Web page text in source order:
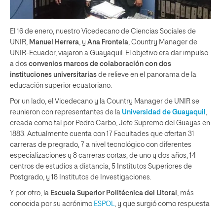
El 16 de enero, nuestro Vicedecano de Ciencias Sociales de
UNIR, Manuel Herrera, y Ana Frontela, Country Manager de
UNIR-Ecuador, viajaron a Guayaquil. El objetivo era dar impulso
a dos convenios marcos de colaboración con dos
instituciones universitarias de relieve en el panorama de la
educación superior ecuatoriano.
Por un lado, el Vicedecano y la Country Manager de UNIR se
reunieron con representantes de la Universidad de Guayaquil ,
creada como tal por Pedro Carbo, Jefe Supremo del Guayas en
1883. Actualmente cuenta con 17 Facultades que ofertan 31
carreras de pregrado, 7 a nivel tecnológico con diferentes
especializaciones y 8 carreras cortas, de uno y dos años, 14
centros de estudios a distancia, 5 Institutos Superiores de
Postgrado, y 18 Institutos de Investigaciones.
Y por otro, la Escuela Superior Politécnica del Litoral , más
conocida por su acrónimo ESPOL, y que surgió como respuesta